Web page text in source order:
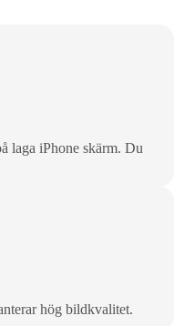
laga iPhone skärm. Du
hög bildkvalitet.